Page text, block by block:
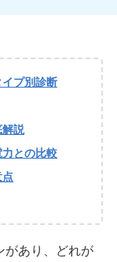
イプ別診断
解説
力との比較
点
があり、どれが